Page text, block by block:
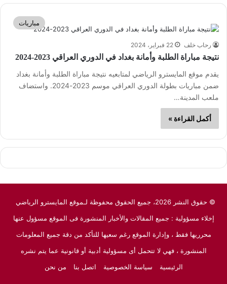
مباريات
رحاب خلف 22 فبراير، 2024
نتيجة مباراة الطلبة وأمانة بغداد في الدوري العراقي 2023-2024
يقدم موقع المايسترو الرياضي لمتابعيه نتيجة مباراة الطلبة وأمانة بغداد
ضمن مباريات بطولة الدوري العراقي موسم 2023-2024. واستضاف
ملعب المدينة…
أكمل القراءة »
© حقوق النشر 2026، جميع الحقوق محفوظة لـموقع المايسترو الرياضي
إخلاء مسؤولية : جميع المقالات والأخبار المنشورة فى الموقع مسؤول عنها
محرريها فقط ، وإدارة الموقع رغم سعيها للتأكد من دقة جميع المعلومات
المنشورة ، فهي لا تتحمل أى مسؤولية أدبية أو قانونية عما يتم نشره
الرئيسية
سياسة الخصوصية اتصل بنا من نحن